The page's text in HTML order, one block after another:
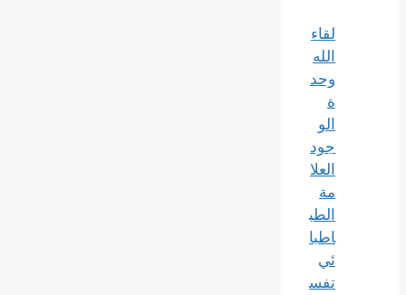
لقاء
الله
وحد
الو
جود
العلا
مة
الطب
اطبا
ئي
تفس